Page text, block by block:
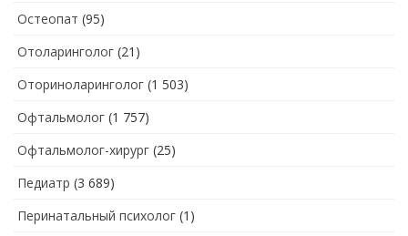
Остеопат (95)
Отоларинголог (21)
Оториноларинголог (1 503)
Офтальмолог (1 757)
Офтальмолог-хирург (25)
Педиатр (3 689)
Перинатальный психолог (1)